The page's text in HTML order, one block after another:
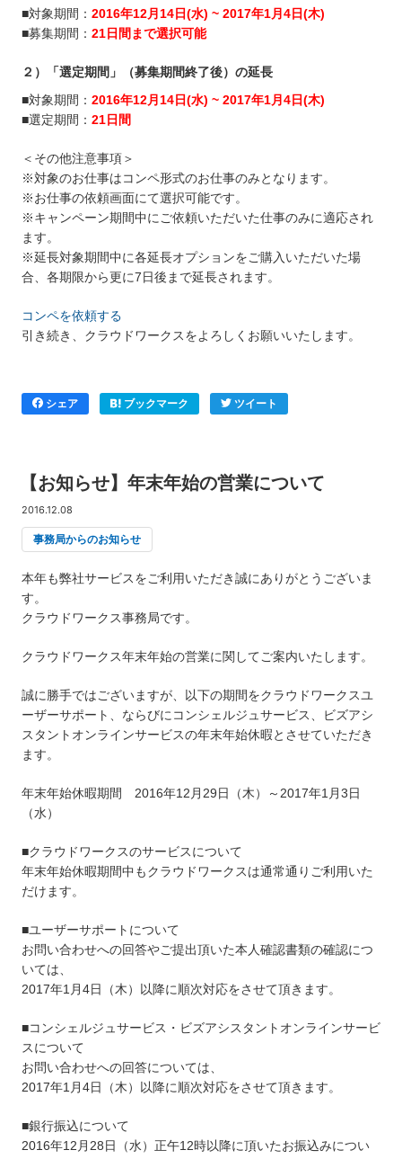
■対象期間： 2016年12月14日(水) ~ 2017年1月4日(木)
■募集期間： 21日間まで選択可能
２）「選定期間」（募集期間終了後）の延長
■対象期間： 2016年12月14日(水) ~ 2017年1月4日(木)
■選定期間： 21日間
＜その他注意事項＞
※対象のお仕事はコンペ形式のお仕事のみとなります。
※お仕事の依頼画面にて選択可能です。
※キャンペーン期間中にご依頼いただいた仕事のみに適応され
ます。
※延長対象期間中に各延長オプションをご購入いただいた場
合、各期限から更に7日後まで延長されます。
コンペを依頼する
引き続き、クラウドワークスをよろしくお願いいたします。
シェア ブックマーク ツイート
【お知らせ】年末年始の営業について
2016.12.08
事務局からのお知らせ
本年も弊社サービスをご利用いただき誠にありがとうございま
す。
クラウドワークス事務局です。
クラウドワークス年末年始の営業に関してご案内いたします。
誠に勝手ではございますが、以下の期間をクラウドワークスユ
ーザーサポート、ならびにコンシェルジュサービス、ビズアシ
スタントオンラインサービスの年末年始休暇とさせていただき
ます。
年末年始休暇期間 2016年12月29日（木）～2017年1月3日
（水）
■クラウドワークスのサービスについて
年末年始休暇期間中もクラウドワークスは通常通りご利用いた
だけます。
■ユーザーサポートについて
お問い合わせへの回答やご提出頂いた本人確認書類の確認につ
いては、
2017年1月4日（木）以降に順次対応をさせて頂きます。
■コンシェルジュサービス・ビズアシスタントオンラインサービ
スについて
お問い合わせへの回答については、
2017年1月4日（木）以降に順次対応をさせて頂きます。
■銀行振込について
2016年12月28日（水）正午12時以降に頂いたお振込みについ